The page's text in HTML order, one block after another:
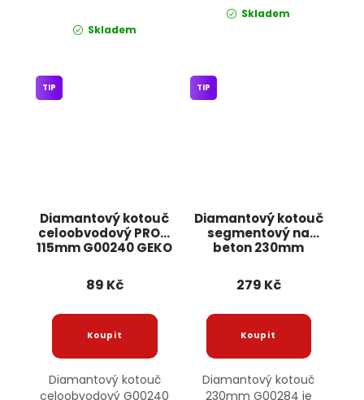
Skladem
Skladem
Diamantový kotouč
celoobvodový PROFI
115mm G00240 GEKO
TIP
89 Kč
Diamantový kotouč
celoobvodový G00240
Diamantový kotouč
segmentový na
beton 230mm
TIP
279 Kč
Diamantový kotouč
230mm G00284 je